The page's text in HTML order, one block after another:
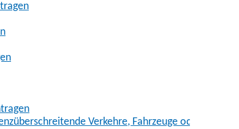
Verkehre, Fahrzeuge oder